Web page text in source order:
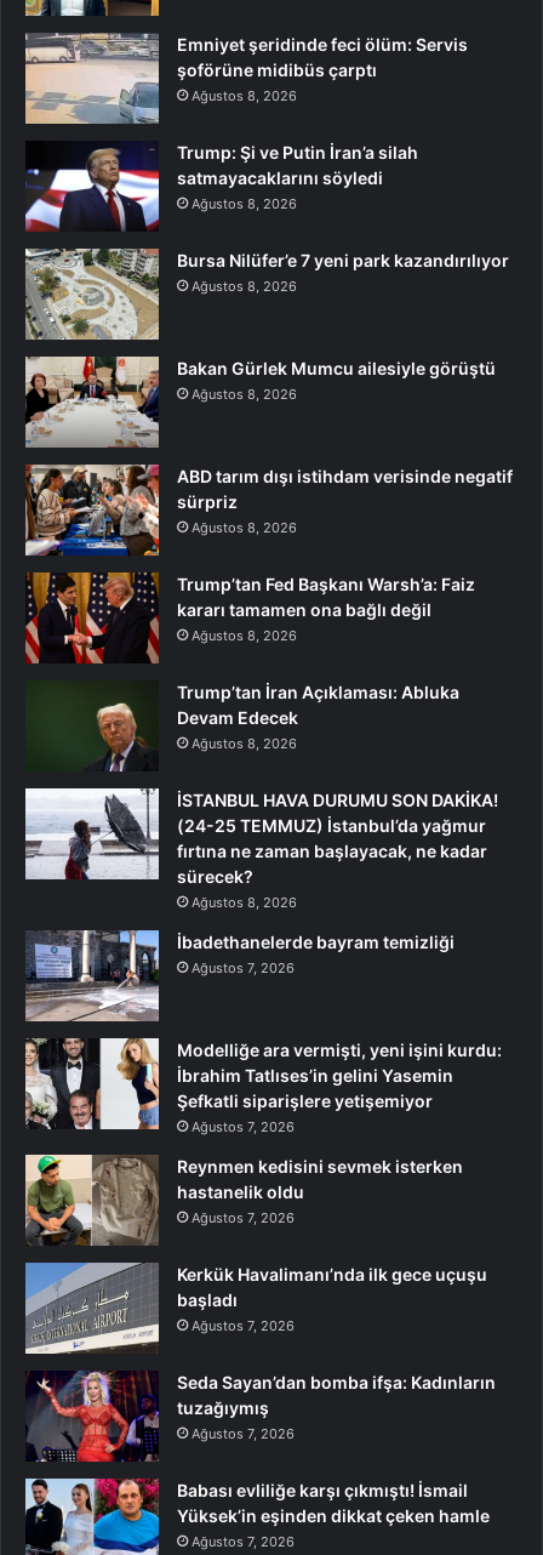
Emniyet şeridinde feci ölüm: Servis
şoförüne midibüs çarptı
Ağustos 8, 2026
Trump: Şi ve Putin İran’a silah
satmayacaklarını söyledi
Ağustos 8, 2026
Bursa Nilüfer’e 7 yeni park kazandırılıyor
Ağustos 8, 2026
Bakan Gürlek Mumcu ailesiyle görüştü
Ağustos 8, 2026
ABD tarım dışı istihdam verisinde negatif
sürpriz
Ağustos 8, 2026
Trump’tan Fed Başkanı Warsh’a: Faiz
kararı tamamen ona bağlı değil
Ağustos 8, 2026
Trump’tan İran Açıklaması: Abluka
Devam Edecek
Ağustos 8, 2026
İSTANBUL HAVA DURUMU SON DAKİKA!
(24-25 TEMMUZ) İstanbul’da yağmur
fırtına ne zaman başlayacak, ne kadar
sürecek?
Ağustos 8, 2026
İbadethanelerde bayram temizliği
Ağustos 7, 2026
Modelliğe ara vermişti, yeni işini kurdu:
İbrahim Tatlıses’in gelini Yasemin
Şefkatli siparişlere yetişemiyor
Ağustos 7, 2026
Reynmen kedisini sevmek isterken
hastanelik oldu
Ağustos 7, 2026
Kerkük Havalimanı’nda ilk gece uçuşu
başladı
Ağustos 7, 2026
Seda Sayan’dan bomba ifşa: Kadınların
tuzağıymış
Ağustos 7, 2026
Babası evliliğe karşı çıkmıştı! İsmail
Yüksek’in eşinden dikkat çeken hamle
Ağustos 7, 2026